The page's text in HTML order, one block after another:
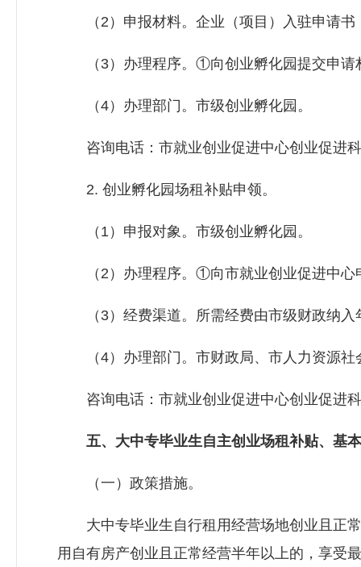
（2）申报材料。企业（项目）入驻申请书
（3）办理程序。①向创业孵化园提交申请
（4）办理部门。市级创业孵化园。
咨询电话：市就业创业促进中心创业促进
2. 创业孵化园场租补贴申领。
（1）申报对象。市级创业孵化园。
（2）办理程序。①向市就业创业促进中心
（3）经费渠道。所需经费由市级财政纳入
（4）办理部门。市财政局、市人力资源社
咨询电话：市就业创业促进中心创业促进
五、大中专毕业生自主创业场租补贴、基
（一）政策措施。
大中专毕业生自行租用经营场地创业且正常
用自有房产创业且正常经营半年以上的，享受